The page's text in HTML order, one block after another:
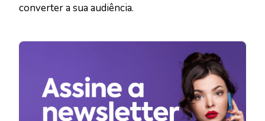
converter a sua audiência.